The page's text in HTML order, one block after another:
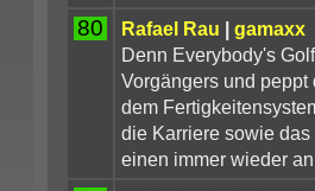
80 Rafael Rau | gamaxx
Denn Everybody's
Vorgängers und
dem
die Karriere sowie
einen immer wieder